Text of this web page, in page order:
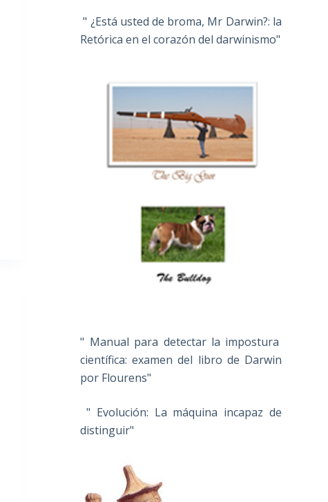
" ¿Está usted de broma, Mr Darwin?: la
Retórica en el corazón del darwinismo"
" Manual para detectar la impostura
científica: examen del libro de Darwin
por Flourens"
" Evolución: La máquina incapaz de
distinguir"